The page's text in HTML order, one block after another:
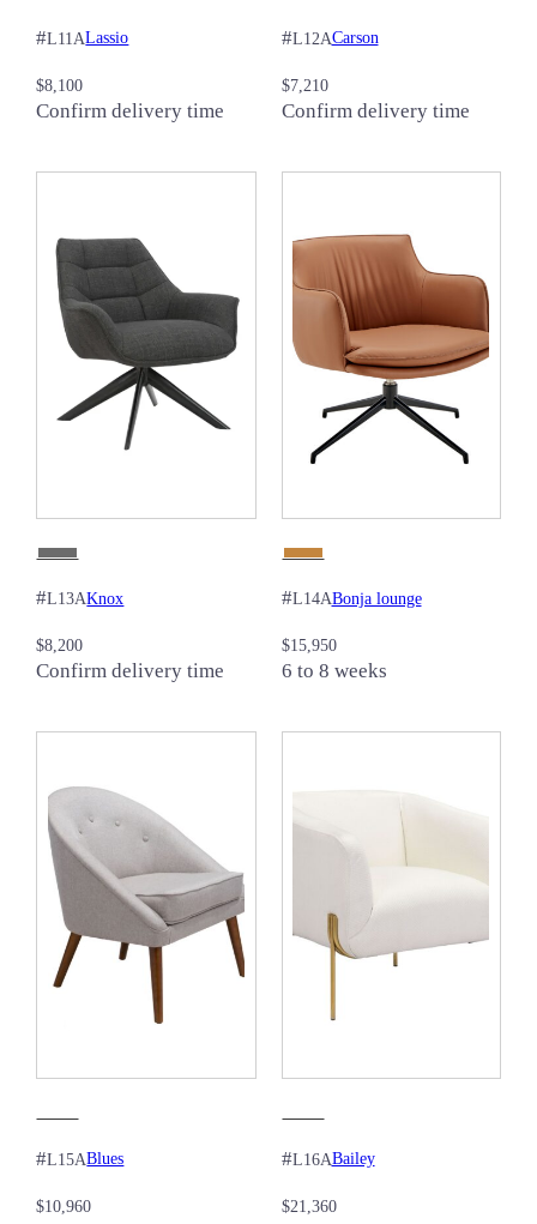
#L11ALassio
$8,100
Confirm delivery time
#L12ACarson
$7,210
Confirm delivery time
#L13AKnox
$8,200
Confirm delivery time
#L14ABonja lounge
$15,950
6 to 8 weeks
#L15ABlues
$10,960
#L16ABailey
$21,360